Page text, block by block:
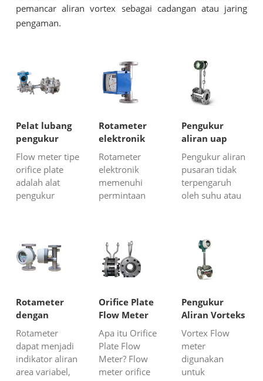
pemancar aliran vortex sebagai cadangan atau jaring
pengaman.
Pelat lubang
pengukur
aliran DP
Flow meter tipe
orifice plate
adalah alat
pengukur
Alat ini dapat
digunakan
dengan
tekanan
diferensial
untuk
mengukur
berbagai cairan
atau gas dalam
pipa.
Rotameter
elektronik
Rotameter
elektronik
memenuhi
permintaan
indikator aliran
digital juga
dengan
untuk kontrol
proses yang
logam
elektronik kasar
ini adalah...
Pengukur
aliran uap
pusaran
Pengukur aliran
pusaran tidak
terpengaruh
oleh suhu atau
empat
pengukuran
proses (aliran
volumetrik,
tekanan, suhu)
dalam
pemantauan
dan pengend...
Rotameter
dengan
output 4-
20mA
Rotameter
dapat menjadi
indikator aliran
area variabel,
Orifice Plate
Flow Meter
Apa itu Orifice
Plate Flow
Meter? Flow
meter orifice
Pengukur
Aliran Vorteks
Vortex Flow
meter
digunakan
untuk